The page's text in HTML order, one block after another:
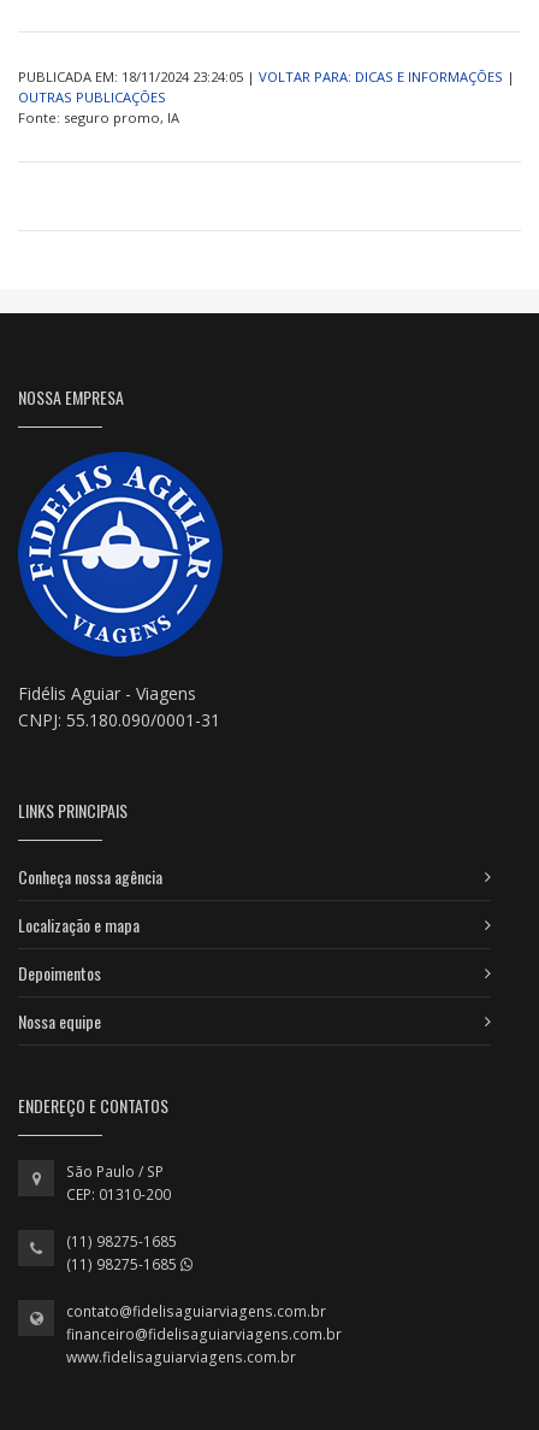
PUBLICADA EM: 18/11/2024 23:24:05 | VOLTAR PARA: DICAS E INFORMAÇÕES |
OUTRAS PUBLICAÇÕES
Fonte: seguro promo, IA
NOSSA EMPRESA
Fidélis Aguiar - Viagens
CNPJ: 55.180.090/0001-31
LINKS PRINCIPAIS
Conheça nossa agência
Localização e mapa
Depoimentos
Nossa equipe
ENDEREÇO E CONTATOS
São Paulo / SP
CEP: 01310-200
(11) 98275-1685
(11) 98275-1685
contato@fidelisaguiarviagens.com.br
financeiro@fidelisaguiarviagens.com.br
www.fidelisaguiarviagens.com.br